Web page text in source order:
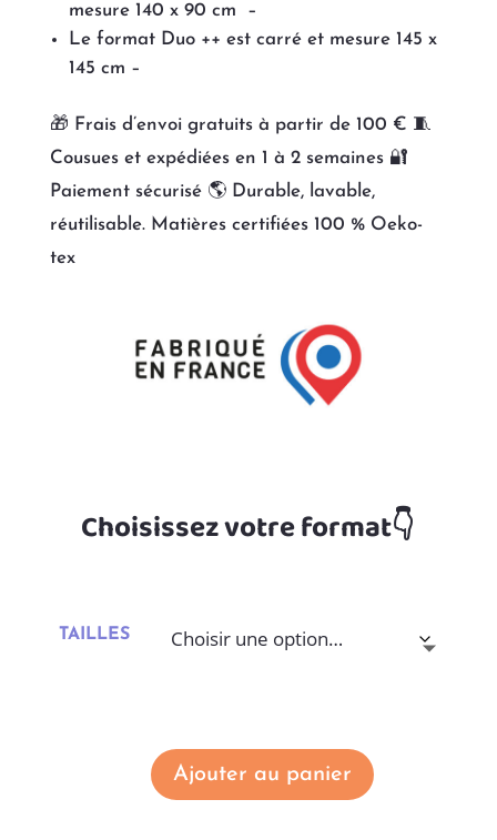
mesure 140 x 90 cm –
Le format Duo ++ est carré et mesure 145 x
145 cm –
🎁 Frais d’envoi gratuits à partir de 100 € 🧵
Cousues et expédiées en 1 à 2 semaines 🔐
Paiement sécurisé 🌎 Durable, lavable,
réutilisable. Matières certifiées 100 % Oeko-
tex
Choisissez votre format👇
TAILLES
quantité
Ajouter au panier